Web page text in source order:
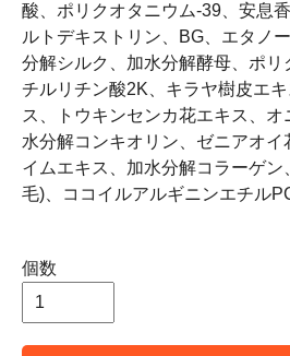
酸、ポリクオタニウム-39、安息
ルトデキストリン、BG、エタノ
分解シルク、加水分解酵母、ポリ
チルリチン酸2K、キラヤ樹皮エ
ス、トウキンセンカ花エキス、
水分解コンキオリン、ゼニアオイ
イムエキス、加水分解コラーゲ
毛)、ココイルアルギニンエチル
個数